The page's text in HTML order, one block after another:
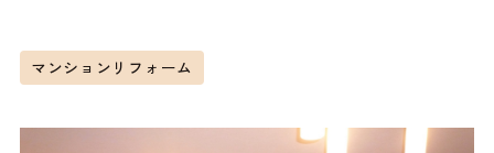
マンションリフォーム